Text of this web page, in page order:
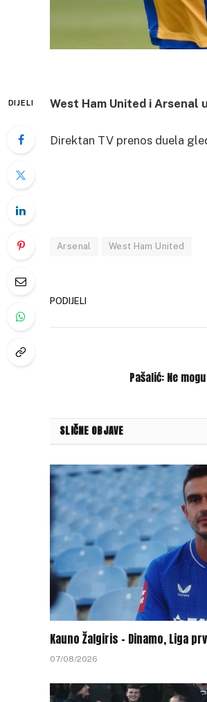
DIJELI West Ham United i Arsenal
Direktan TV prenos duela
Arsenal West Ham United
PODIJELI
Pašalić: Ne
SLIČNE OBJAVE
Kauno Žalgiris – Dinamo, Liga
07/08/2026